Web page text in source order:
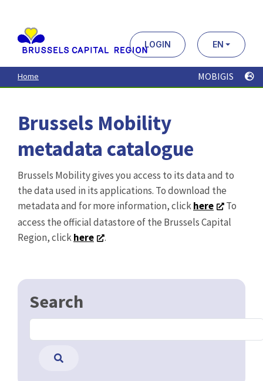
contenu
principal
LOGIN EN
Home MOBIGIS
Brussels Mobility
metadata catalogue
Brussels Mobility gives you access to its data and to
the data used in its applications. To download the
metadata and for more information, clickhere
To
access the official datastore of the Brussels Capital
Region, clickhere .
Search